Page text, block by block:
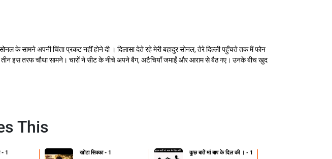
के सामने अपनी चिंता प्रकट नहीं होने दी । दिलासा देते रहे मेरी बहादुर सोनल, तेरे दिल्ली पहुँचते तक मैं फोन
तीन इस तरफ चौथा सामने। चारों ने सीट के नीचे अपने बैग, अटैचियाँ जमाईं और आराम से बैठ गए। उनके बीच खुद
This
- 1 खोटा सिक्का - 1 कुछ बातें मां बाप के दिल की । - 1